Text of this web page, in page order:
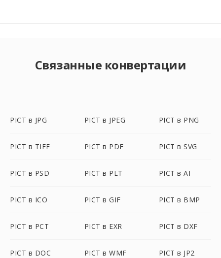
Связанные конвертации
PICT в JPG PICT в JPEG PICT в PNG
PICT в TIFF PICT в PDF PICT в SVG
PICT в PSD PICT в PLT PICT в AI
PICT в ICO PICT в GIF PICT в BMP
PICT в PCT PICT в EXR PICT в DXF
PICT в DOC PICT в WMF PICT в JP2